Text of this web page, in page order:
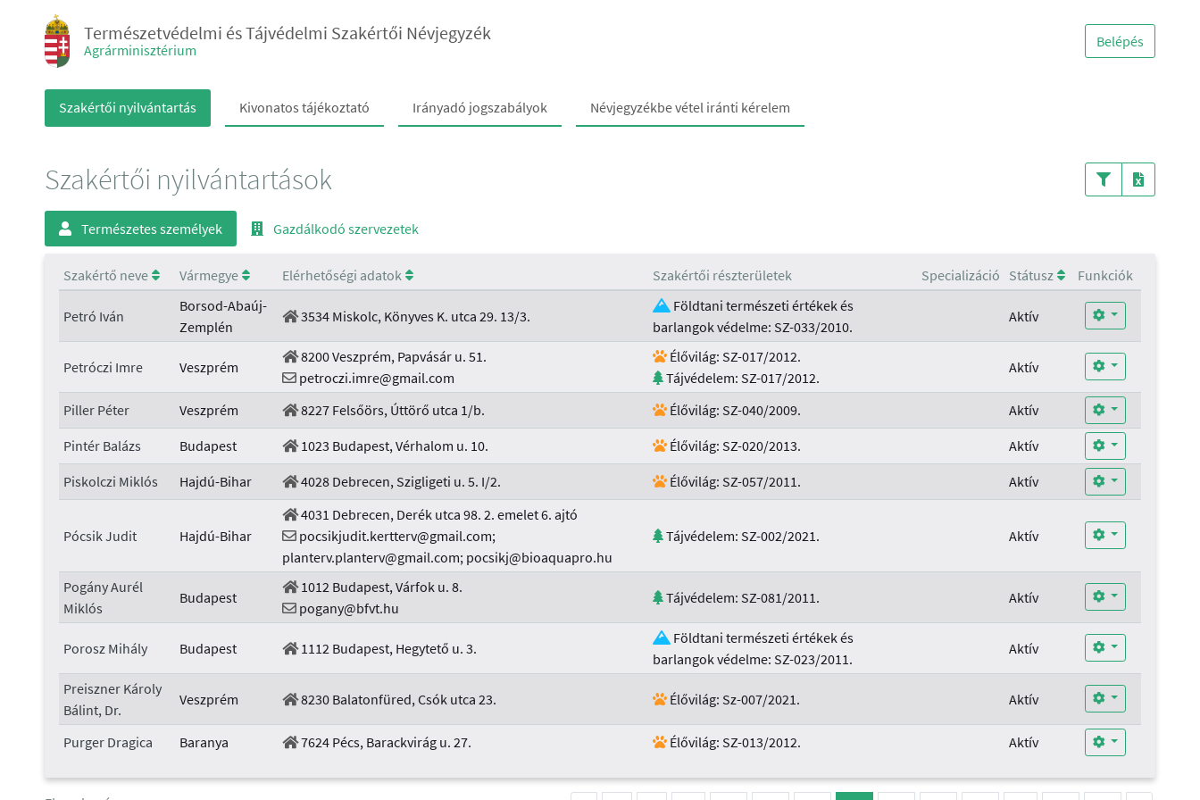
Természetvédelmi és Tájvédelmi Szakértői Névjegyzék
Agrárminisztérium Belépés
Szakértői nyilvántartás Kivonatos tájékoztató Irányadó jogszabályok Névjegyzékbe vétel iránti kérelem
Szakértői nyilvántartások
Természetes személyek Gazdálkodó szervezetek
Szakértő neve Vármegye Elérhetőségi adatok Szakértői részterületek Specializáció Státusz Funkciók
Petró Iván
Borsod-Abaúj-
Zemplén
3534 Miskolc, Könyves K. utca 29. 13/3.
Földtani természeti értékek és
barlangok védelme: SZ-033/2010.
Aktív
Petróczi Imre Veszprém
8200 Veszprém, Papvásár u. 51.
petroczi.imre@gmail.com
Élővilág: SZ-017/2012.
Tájvédelem: SZ-017/2012.
Aktív
Piller Péter Veszprém 8227 Felsőörs, Úttörő utca 1/b. Élővilág: SZ-040/2009.
Aktív
Pintér Balázs
Budapest 1023 Budapest, Vérhalom u. 10. Élővilág: SZ-020/2013.
Aktív
Piskolczi Miklós
Hajdú-Bihar 4028 Debrecen, Szigligeti u. 5. I/2. Élővilág: SZ-057/2011. Aktív
Pócsik Judit Hajdú-Bihar
4031 Debrecen, Derék utca 98. 2. emelet 6. ajtó
pocsikjudit.kertterv@gmail.com;
planterv.planterv@gmail.com; pocsikj@bioaquapro.hu
Tájvédelem: SZ-002/2021. Aktív
Pogány Aurél
Miklós
Budapest
1012 Budapest, Várfok u. 8.
pogany@bfvt.hu
Tájvédelem: SZ-081/2011. Aktív
Porosz Mihály Budapest 1112 Budapest, Hegytető u. 3.
Földtani természeti értékek és
barlangok védelme: SZ-023/2011.
Aktív
Preiszner Károly
Bálint, Dr.
Veszprém 8230 Balatonfüred, Csók utca 23. Élővilág: Sz-007/2021. Aktív
Purger Dragica Baranya 7624 Pécs, Barackvirág u. 27. Élővilág: SZ-013/2012. Aktív